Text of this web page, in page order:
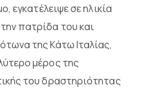
εγκατέλειψε σε ηλικία
πατρίδα του και
της Κάτω Ιταλίας,
μέρος της
του δραστηριότητας